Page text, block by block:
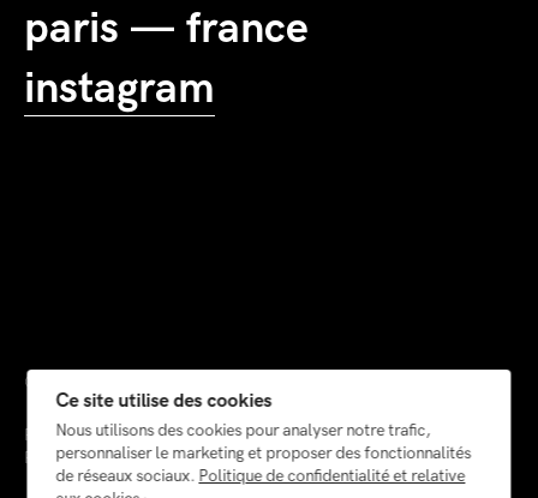
paris — france
instagram
© 2026
Painting
Photography
Ce site utilise des cookies
Nous utilisons des cookies pour analyser notre trafic,
personnaliser le marketing et proposer des fonctionnalités
de réseaux sociaux. Politique de confidentialité et relative